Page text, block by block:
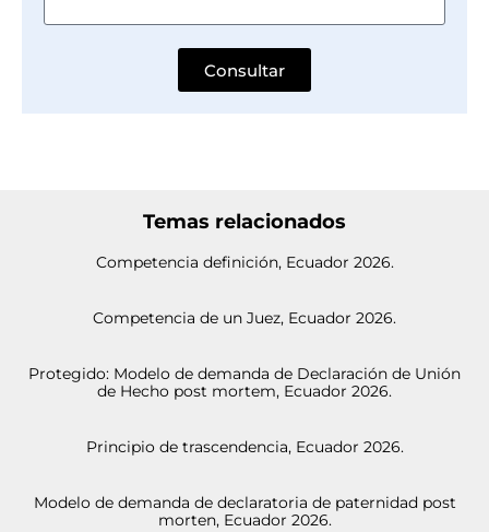
Consultar
Temas relacionados
Competencia definición, Ecuador 2026.
Competencia de un Juez, Ecuador 2026.
Protegido: Modelo de demanda de Declaración de Unión
de Hecho post mortem, Ecuador 2026.
Principio de trascendencia, Ecuador 2026.
Modelo de demanda de declaratoria de paternidad post
morten, Ecuador 2026.